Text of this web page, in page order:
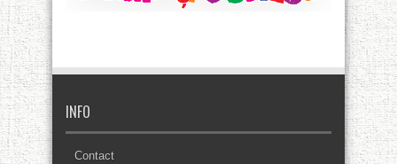
INFO
Contact